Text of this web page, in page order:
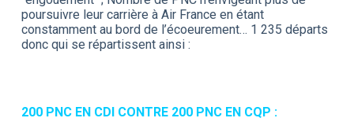
poursuivre leur carrière à Air France en étant
constamment au bord de l’écoeurement… 1 235 départs
donc qui se répartissent ainsi :
200 PNC EN CDI CONTRE 200 PNC EN CQP :